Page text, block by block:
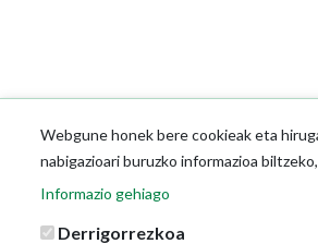
Webgune honek bere cookieak eta
nabigazioari buruzko informazioa
Informazio gehiago
Derrigorrezkoa